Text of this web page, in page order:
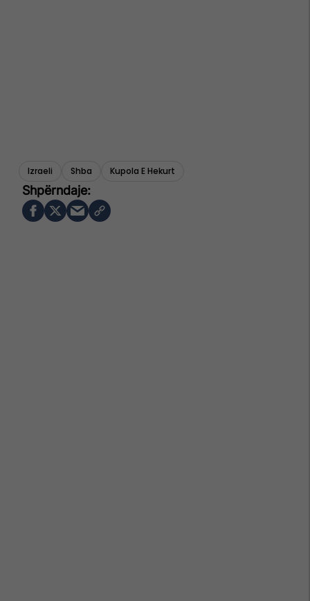
Izraeli Shba Kupola E Hekurt